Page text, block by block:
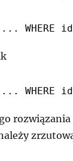
...
...
rozwiązania